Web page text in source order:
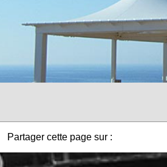
Partager cette page sur :